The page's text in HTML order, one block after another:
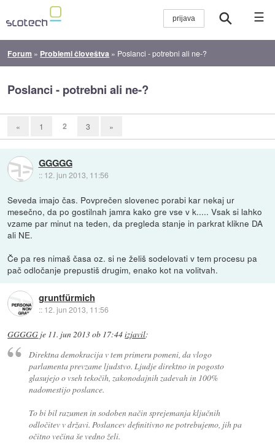
☰
Forum » Problemi človeštva » Poslanci - potrebni ali ne-?
Poslanci - potrebni ali ne-?
« 1 2 3 »
GGGGG
:: 12. jun 2013, 11:56
Seveda imajo čas. Povprečen slovenec porabi kar nekaj ur
mesečno, da po gostilnah jamra kako gre vse v k..... Vsak si lahko
vzame par minut na teden, da pregleda stanje in parkrat klikne DA
ali NE.
Če pa res nimaš časa oz. si ne želiš sodelovati v tem procesu pa
pač odločanje prepustiš drugim, enako kot na volitvah.
gruntfürmich
:: 12. jun 2013, 11:56
GGGGG je 11. jun 2013 ob 17:44izjavil:
Direktna demokracija v tem primeru pomeni, da vlogo
parlamenta prevzame ljudstvo. Ljudje direktno in pogosto
glasujejo o vseh tekočih, zakonodajnih zadevah in 100%
nadomestijo poslance.
To bi bil razumen in sodoben način sprejemanja ključnih
odločitev v državi. Poslancev definitivno ne potrebujemo, jih pa
očitno večina še vedno želi.